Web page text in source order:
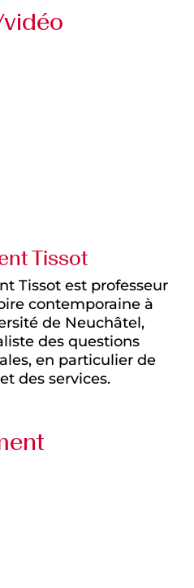
Tissot
Tissot est professeur
contemporaine à
de Neuchâtel,
des questions
en particulier de
des services.